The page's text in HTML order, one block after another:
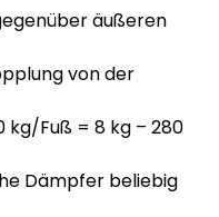
äußeren
von der
kg/Fuß = 8 kg – 280
Dämpfer beliebig